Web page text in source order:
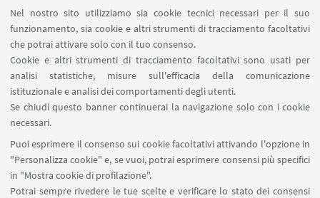
Nel nostro sito utilizziamo sia cookie tecnici necessari per il suo
funzionamento, sia cookie e altri strumenti di tracciamento facoltativi
che potrai attivare solo con il tuo consenso.
Cookie e altri strumenti di tracciamento facoltativi sono usati per
analisi statistiche, misure sull'efficacia della comunicazione
istituzionale e analisi dei comportamenti degli utenti.
Se chiudi questo banner continuerai la navigazione solo con i cookie
necessari.
Puoi esprimere il consenso sui cookie facoltativi attivando l'opzione in
"Personalizza cookie" e, se vuoi, potrai esprimere consensi più specifici
in "Mostra cookie di profilazione".
Potrai sempre rivedere le tue scelte e verificare lo stato dei consensi
LINK UTILI
Contatti
Area riservata
SEGUI UNIBO SU: